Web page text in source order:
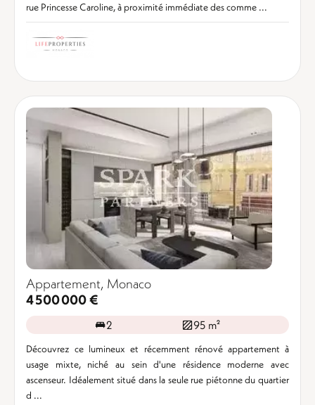
rue Princesse Caroline, à proximité immédiate des comme ...
Appartement, Monaco
4 500 000 €
2 95 m²
Découvrez ce lumineux et récemment rénové appartement à
usage mixte, niché au sein d'une résidence moderne avec
ascenseur. Idéalement situé dans la seule rue piétonne du quartier
d ...